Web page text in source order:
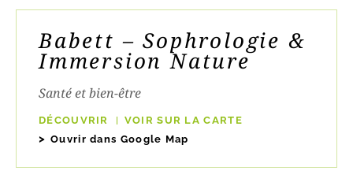
Babett – Sophrologie &
Immersion Nature
Santé et bien-être
DÉCOUVRIR
VOIR SUR LA CARTE
Ouvrir dans Google Map